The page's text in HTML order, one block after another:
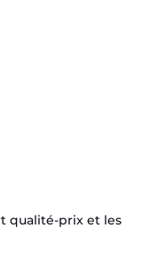
qualité-prix et les